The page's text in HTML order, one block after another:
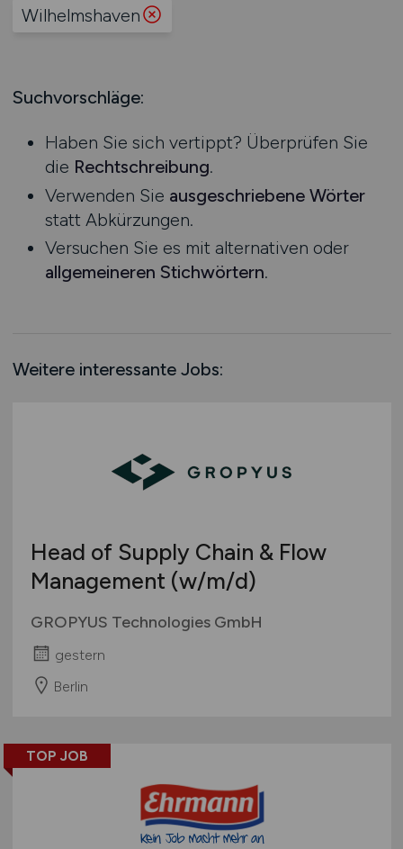
Prozessplanung / Steuerung
Supply Chain Management
Vertrieb / Verkauf / Handel
Zoll / Behörden
Sonstige
Praktikum
Hessen
Nordrhein-Westfalen
Saarland
Sachsen
Sachsen-Anhalt
Schleswig-Holstein
Thüringen
Deutschlandweit
Europa
Wilhelmshaven
Suchvorschläge:
Haben Sie sich vertippt? Überprüfen Sie
die Rechtschreibung.
Verwenden Sie ausgeschriebene Wörter
statt Abkürzungen.
Versuchen Sie es mit alternativen oder
allgemeineren Stichwörtern.
Weitere interessante Jobs:
Head of Supply Chain & Flow
Management (w/m/d)
GROPYUS Technologies GmbH
gestern
Berlin
TOP JOB